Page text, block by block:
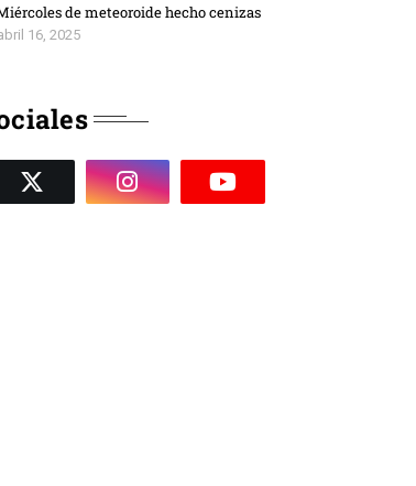
de meteoroide hecho cenizas
16, 2025